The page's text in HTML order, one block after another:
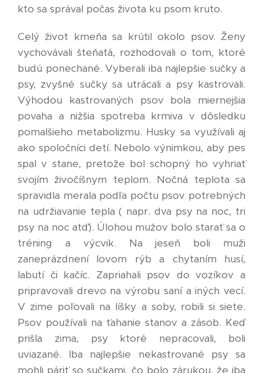
kto sa správal počas života ku psom kruto.
Celý život kmeňa sa krútil okolo psov. Ženy
vychovávali šteňatá, rozhodovali o tom, ktoré
budú ponechané. Vyberali iba najlepšie sučky a
psy, zvyšné sučky sa utrácali a psy kastrovali.
Výhodou kastrovaných psov bola miernejšia
povaha a nižšia spotreba krmiva v dôsledku
pomalšieho metabolizmu. Husky sa využívali aj
ako spoločníci detí. Nebolo výnimkou, aby pes
spal v stane, pretože bol schopný ho vyhriať
svojím živočíšnym teplom. Nočná teplota sa
spravidla merala podľa počtu psov potrebných
na udržiavanie tepla ( napr. dva psy na noc, tri
psy na noc atď´). Úlohou mužov bolo starať sa o
tréning a výcvik. Na jeseň boli muži
zaneprázdnení lovom rýb a chytaním husí,
labutí či kačíc. Zapriahali psov do vozíkov a
pripravovali drevo na výrobu saní a iných vecí.
V zime poľovali na líšky a soby, robili si siete.
Psov používali na ťahanie stanov a zásob. Keď
prišla zima, psy ktoré nepracovali, boli
uviazané. Iba najlepšie nekastrované psy sa
mohli páriť so sučkami, čo bolo zárukou, že iba